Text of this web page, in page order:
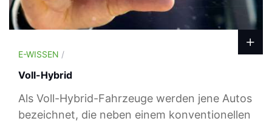
E-WISSEN /
Voll-Hybrid
Als Voll-Hybrid-Fahrzeuge werden jene Autos
bezeichnet, die neben einem konventionellen